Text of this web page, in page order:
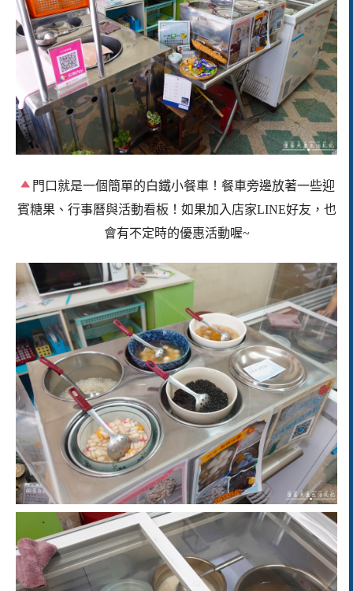
門口就是一個簡單的白鐵小餐車！餐車旁邊放著一些迎
賓糖果、行事曆與活動看板！如果加入店家LINE好友，也
會有不定時的優惠活動喔~